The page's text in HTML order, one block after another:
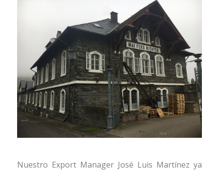
Nuestro Export Manager José Luis Martínez ya